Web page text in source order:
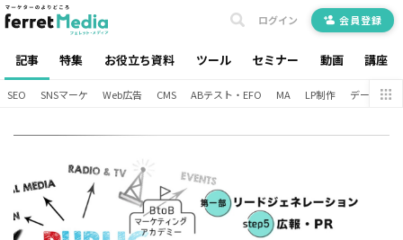
記事 特集 お役立ち資料 ツール セミナー 動画 講座
ログイン 会員登録
SEO SNSマーケ Web広告 CMS ABテスト・EFO MA LP制作 データ分析